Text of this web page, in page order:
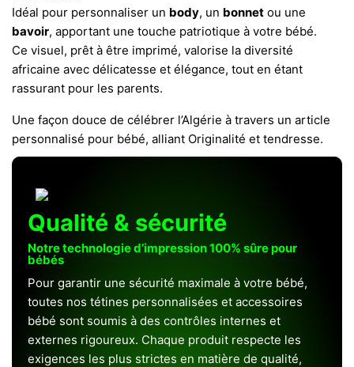
Idéal pour personnaliser un body, un bonnet ou une
bavoir, apportant une touche patriotique à votre bébé.
Ce visuel, prêt à être imprimé, valorise la diversité
africaine avec délicatesse et élégance, tout en étant
rassurant pour les parents.
Une façon douce de célébrer l’Algérie à travers un article
personnalisé pour bébé, alliant Originalité et tendresse.
Qualité & sécurité
Notre technologie d’impression 100% sûre pour
bébés
Pour garantir une sécurité maximale à votre bébé,
toutes nos tétines personnalisées et accessoires
bébé sont soumis à des contrôles internes et
externes rigoureux. Chaque produit respecte les
exigences les plus strictes en matière de qualité,